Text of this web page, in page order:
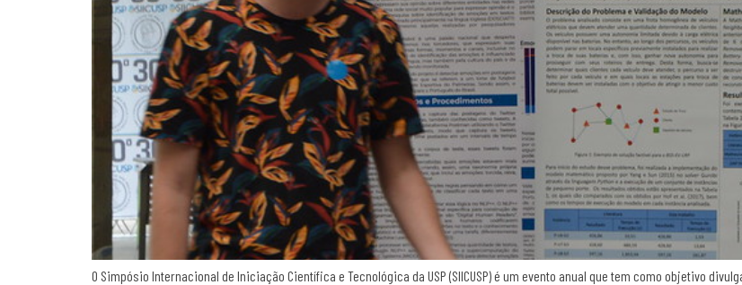
O Simpósio Internacional de Iniciação Científica e Tecnológica da USP (SIICUSP) é um evento anual que tem como objetivo